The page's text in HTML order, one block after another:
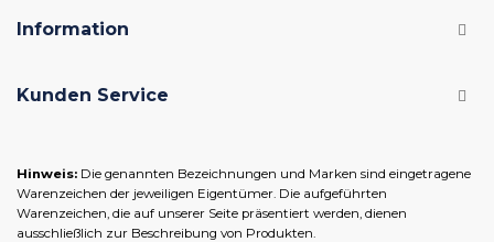
Information
Kunden Service
Hinweis: Die genannten Bezeichnungen und Marken sind eingetragene
Warenzeichen der jeweiligen Eigentümer. Die aufgeführten
Warenzeichen, die auf unserer Seite präsentiert werden, dienen
ausschließlich zur Beschreibung von Produkten.